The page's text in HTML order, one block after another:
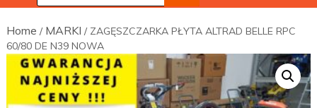
Home / MARKI / ZAGĘSZCZARKA PŁYTA ALTRAD BELLE RPC
60/80 DE N39 NOWA